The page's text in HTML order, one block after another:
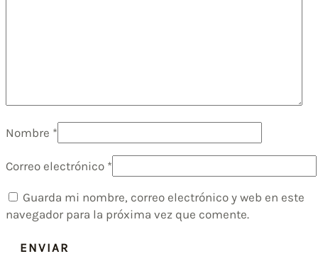
Nombre *
Correo electrónico *
Guarda mi nombre, correo electrónico y web en este
navegador para la próxima vez que comente.